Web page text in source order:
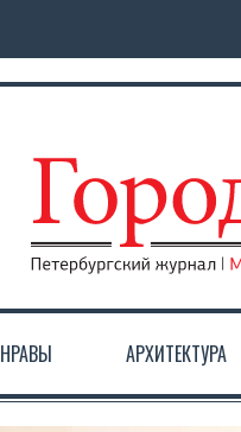
НРАВЫ АРХИТЕКТУРА